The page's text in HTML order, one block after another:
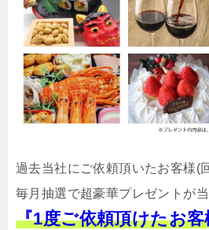
過去当社にご依頼頂いたお客様(
毎月抽選で超豪華プレゼントが
『1度ご依頼頂けたお